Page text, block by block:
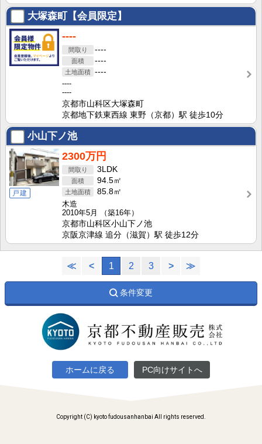
大塚森町【会員限定】
----
----
----
----
----
----
京都市山科区大塚森町
京都地下鉄東西線 東野（京都）駅 徒歩10分
小山下ノ池
戸建
2300万円
3LDK
94.5㎡
85.8㎡
木造
2010年5月
（築16年）
京都市山科区小山下ノ池
京阪京津線 追分（滋賀）駅 徒歩12分
≪ < 1 2 3 > ≫
条件変更
ホームに戻る PC向けサイトへ
Copyright (C) kyoto fudousanhanbai All rights reserved.